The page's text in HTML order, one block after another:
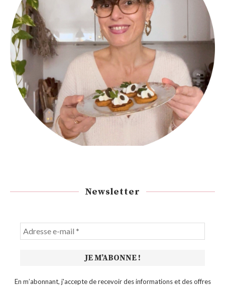
Newsletter
En m’abonnant, j'accepte de recevoir des informations et des offres